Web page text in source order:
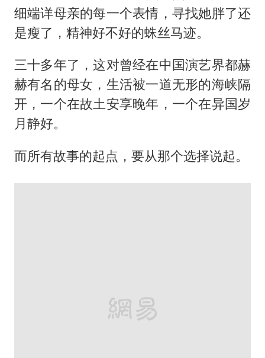
细端详母亲的每一个表情，寻找她胖了还
是瘦了，精神好不好的蛛丝马迹。
三十多年了，这对曾经在中国演艺界都赫
赫有名的母女，生活被一道无形的海峡隔
开，一个在故土安享晚年，一个在异国岁
月静好。
而所有故事的起点，要从那个选择说起。